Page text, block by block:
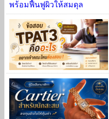
พร้อมฟื้นฟูผิวให้สมดุล